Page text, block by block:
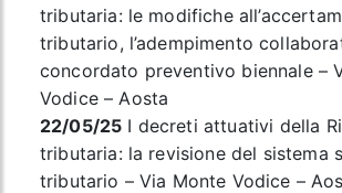
tributaria: le modifiche
tributario, l’adempimento
concordato preventivo biennale –
Vodice – Aosta
22/05/25 I decreti attuativi della
tributaria: la revisione del sistema
tributario – Via Monte Vodice –